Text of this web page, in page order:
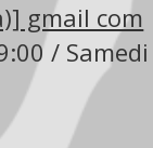
gmail com
/